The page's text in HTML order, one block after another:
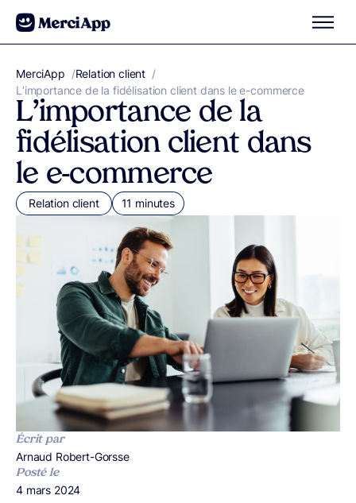
Aller au contenu
MerciApp correcteur orthographe
/Relation client /
L’importance de la fidélisation client dans le e-commerce
L’importance de la
fidélisation client dans
le e-commerce
Relation client 11 minutes
Écrit par
Publié par
Arnaud Robert-Gorsse
Posté le
Publié le
4 mars 2024